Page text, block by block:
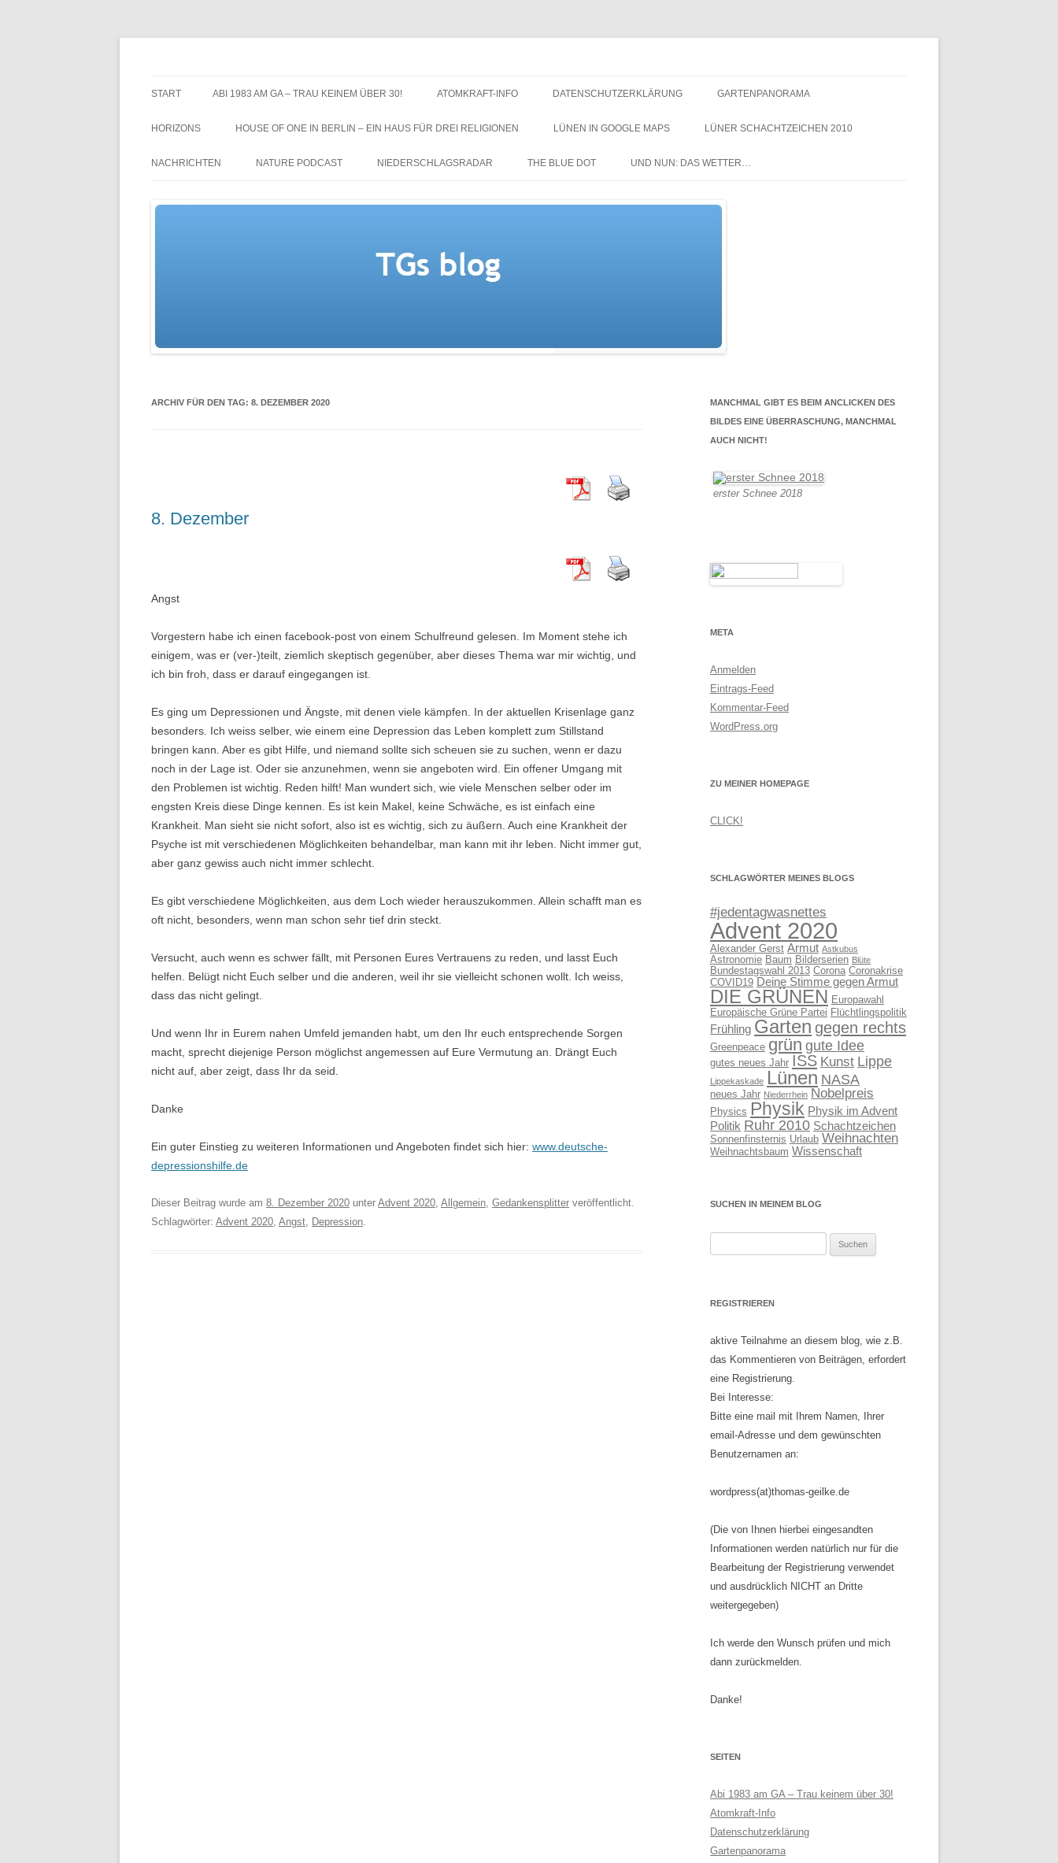
START ABI 1983 AM GA – TRAU KEINEM ÜBER 30! ATOMKRAFT-INFO DATENSCHUTZERKLÄRUNG GARTENPANORAMA
HORIZONS HOUSE OF ONE IN BERLIN – EIN HAUS FÜR DREI RELIGIONEN LÜNEN IN GOOGLE MAPS LÜNER SCHACHTZEICHEN 2010
NACHTZEICHEN-
NACHRICHTEN NATURE PODCAST NIEDERSCHLAGSRADAR THE BLUE DOT UND NUN: DAS WETTER…
ARCHIV FÜR DEN TAG: 8. DEZEMBER 2020
8. Dezember
Angst
Vorgestern habe ich einen facebook-post von einem Schulfreund gelesen. Im Moment stehe ich
einigem, was er (ver-)teilt, ziemlich skeptisch gegenüber, aber dieses Thema war mir wichtig, und
ich bin froh, dass er darauf eingegangen ist.
Es ging um Depressionen und Ängste, mit denen viele kämpfen. In der aktuellen Krisenlage ganz
besonders. Ich weiss selber, wie einem eine Depression das Leben komplett zum Stillstand
bringen kann. Aber es gibt Hilfe, und niemand sollte sich scheuen sie zu suchen, wenn er dazu
noch in der Lage ist. Oder sie anzunehmen, wenn sie angeboten wird. Ein offener Umgang mit
den Problemen ist wichtig. Reden hilft! Man wundert sich, wie viele Menschen selber oder im
engsten Kreis diese Dinge kennen. Es ist kein Makel, keine Schwäche, es ist einfach eine
Krankheit. Man sieht sie nicht sofort, also ist es wichtig, sich zu äußern. Auch eine Krankheit der
Psyche ist mit verschiedenen Möglichkeiten behandelbar, man kann mit ihr leben. Nicht immer gut,
aber ganz gewiss auch nicht immer schlecht.
Es gibt verschiedene Möglichkeiten, aus dem Loch wieder herauszukommen. Allein schafft man es
oft nicht, besonders, wenn man schon sehr tief drin steckt.
Versucht, auch wenn es schwer fällt, mit Personen Eures Vertrauens zu reden, und lasst Euch
helfen. Belügt nicht Euch selber und die anderen, weil ihr sie vielleicht schonen wollt. Ich weiss,
dass das nicht gelingt.
Und wenn Ihr in Eurem nahen Umfeld jemanden habt, um den Ihr euch entsprechende Sorgen
macht, sprecht diejenige Person möglichst angemessen auf Eure Vermutung an. Drängt Euch
nicht auf, aber zeigt, dass Ihr da seid.
Danke
Ein guter Einstieg zu weiteren Informationen und Angeboten findet sich hier: www.deutsche-
depressionshilfe.de
Dieser Beitrag wurde am 8. Dezember 2020 unter Advent 2020, Allgemein, Gedankensplitter veröffentlicht.
Schlagwörter: Advent 2020, Angst, Depression.
MANCHMAL GIBT ES BEIM ANCLICKEN DES
BILDES EINE ÜBERRASCHUNG, MANCHMAL
AUCH NICHT!
erster Schnee 2018
META
Anmelden
Eintrags-Feed
Kommentar-Feed
WordPress.org
ZU MEINER HOMEPAGE
CLICK!
SCHLAGWÖRTER MEINES BLOGS
#jedentagwasnettes
Advent 2020
Alexander Gerst Armut Astkubus
Astronomie Baum Bilderserien Blüte
Bundestagswahl 2013 Corona Coronakrise
COVID19 Deine Stimme gegen Armut
DIE GRÜNEN Europawahl
Europäische Grüne Partei Flüchtlingspolitik
Frühling Garten gegen rechts
Greenpeace grün gute Idee
gutes neues Jahr ISS Kunst Lippe
Lippekaskade Lünen NASA
neues Jahr Niederrhein Nobelpreis
Physics Physik Physik im Advent
Politik Ruhr 2010 Schachtzeichen
Sonnenfinsternis Urlaub Weihnachten
Weihnachtsbaum Wissenschaft
SUCHEN IN MEINEM BLOG
REGISTRIEREN
aktive Teilnahme an diesem blog, wie z.B.
das Kommentieren von Beiträgen, erfordert
eine Registrierung.
Bei Interesse:
Bitte eine mail mit Ihrem Namen, Ihrer
email-Adresse und dem gewünschten
Benutzernamen an:
wordpress(at)thomas-geilke.de
(Die von Ihnen hierbei eingesandten
Informationen werden natürlich nur für die
Bearbeitung der Registrierung verwendet
und ausdrücklich NICHT an Dritte
weitergegeben)
Ich werde den Wunsch prüfen und mich
dann zurückmelden.
Danke!
SEITEN
Abi 1983 am GA – Trau keinem über 30!
Atomkraft-Info
Datenschutzerklärung
Gartenpanorama